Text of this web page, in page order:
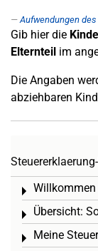
Aufwendungen
Gib hier die
Elternteil im
Die Angaben
abziehbaren
Willkommen
Toggle menu
Übersicht:
Toggle menu
Meine
Toggle menu